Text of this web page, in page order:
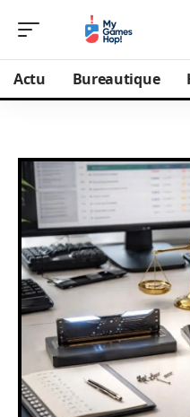
Actu Bureautique